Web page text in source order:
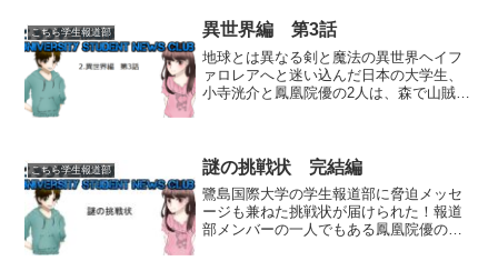
名が人質に取られる事件...
こちら学生報道部 異世界編 第3話
地球とは異なる剣と魔法の異世界ヘイフ
ァロレアへと迷い込んだ日本の大学生、
小寺洸介と鳳凰院優の2人は、森で山賊に
の2人が異世界人である...
こちら学生報道部 謎の挑戦状 完結編
鷺島国際大学の学生報道部に脅迫メッセ
ージも兼ねた挑戦状が届けられた！報道
部メンバーの一人でもある鳳凰院優の身